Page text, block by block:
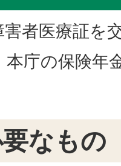
者医療証を
庁の保険年
なもの